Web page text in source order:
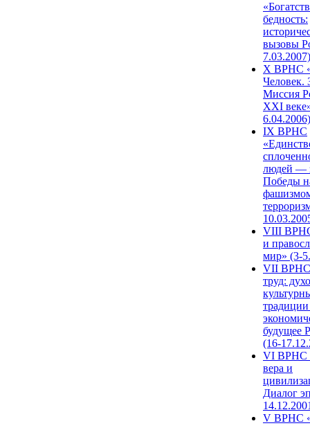
бедность:
вызовы
7.03.2007)
X ВРНС
Человек.
Миссия
XXI
6.04.2006)
IX ВРНС
людей —
Победы
VIII
и
мир» (3-
VII ВРНС
труд:
будущее
(16-
VI ВРНС
вера и
Диалог
V ВРНС